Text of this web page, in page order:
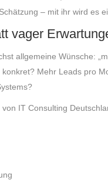
– mit ihr wird es
vager
allgemeine Wünsche:
Mehr Leads pro
IT Consulting